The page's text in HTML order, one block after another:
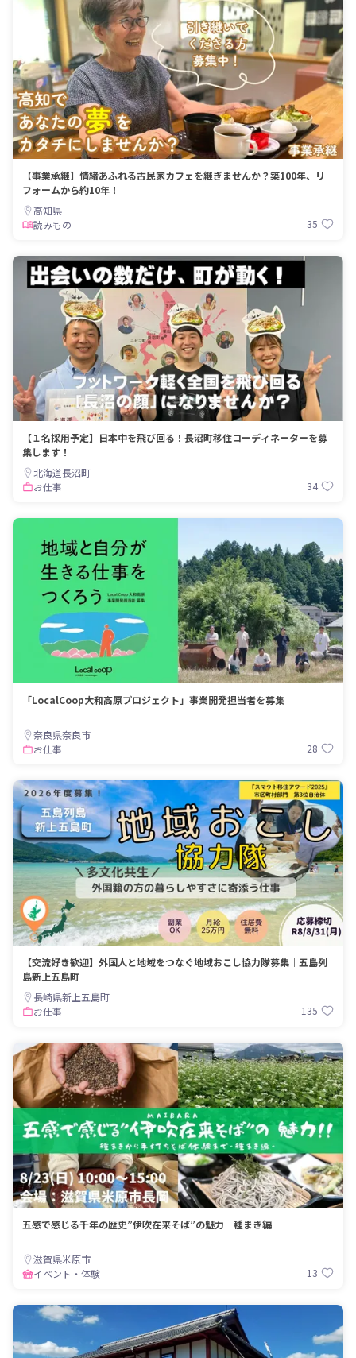
【事業承継】情緒あふれる古民家カフェを継ぎませんか？築100年、リ
フォームから約10年！
高知県
読みもの
35
【１名採用予定】日本中を飛び回る！長沼町移住コーディネーターを募
集します！
北海道長沼町
お仕事
34
「LocalCoop大和高原プロジェクト」事業開発担当者を募集
奈良県奈良市
お仕事
28
【交流好き歓迎】外国人と地域をつなぐ地域おこし協力隊募集｜五島列
島新上五島町
長崎県新上五島町
お仕事
135
五感で感じる千年の歴史”伊吹在来そば”の魅力 種まき編
滋賀県米原市
イベント・体験
13